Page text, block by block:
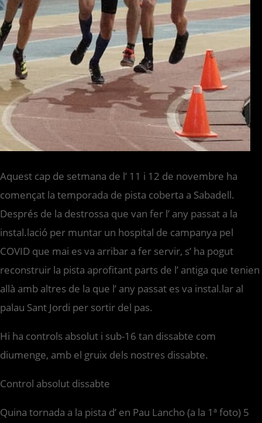
Aquest cap de setmana de l’ 11 i 12 de novembre ha
començat la temporada de pista coberta a Sabadell.
Després de la destrossa que van fer l’ any passat a la
instal.lació per muntar un hospital de campanya pel
COVID que mai es va arribar a fer servir, s’ ha pogut
reconstruir la pista aprofitant parts de l’ antiga que tenien
allà amb altres de la que l’ any passat es va instal.lar al
palau Sant Jordi per sortir del pas.
Hi ha controls absolut i sub-16 tan dissabte com
diumenge, amb el gruix dels nostres dissabte.
Control absolut dissabte
Quina tornada a la pista d’ en Pau Lancho (a la 1ª foto) 5